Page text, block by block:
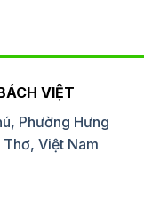
VIỆT
Phường Hưng
Thơ, Việt Nam